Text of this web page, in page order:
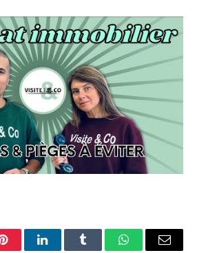
PinterestLinkedInTumblr WhatsAppEmail